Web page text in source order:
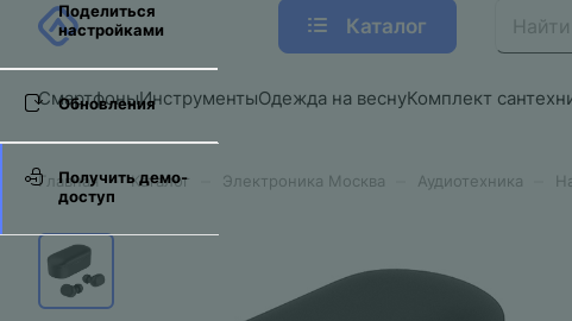
Каталог
СмартфоныИнструментыОдежда на веснуКомплект
Главная – Каталог Электроника Москва Аудиотехника
Поделиться
настройками
Обновления
Получить демо-
доступ